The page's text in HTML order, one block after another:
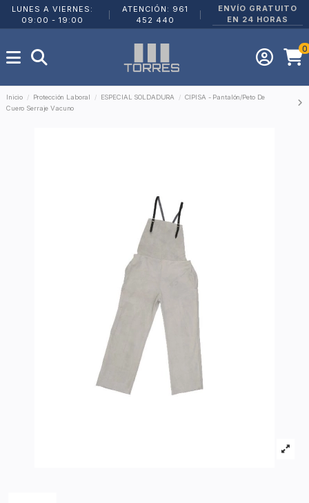
LUNES A VIERNES:
09:00 - 19:00
ATENCIÓN: 961
452 440
ENVÍO GRATUITO
EN 24 HORAS
0
Inicio Protección Laboral ESPECIAL SOLDADURA
CIPISA - Pantalón/Peto De
Cuero Serraje Vacuno